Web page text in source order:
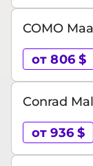
COMO
от 806 $
Conrad
от 936 $